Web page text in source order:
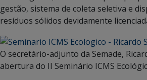
gestão, sistema de coleta seletiva e
resíduos sólidos devidamente
O secretário-adjunto da Semade,
abertura do II Seminário ICMS